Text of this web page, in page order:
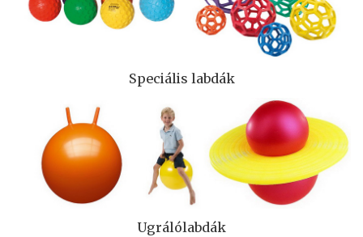
Speciális labdák
Ugrálólabdák